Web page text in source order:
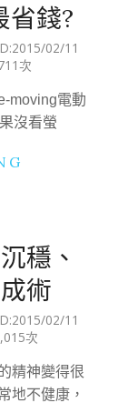
省錢?
2015/02/11
次
moving電動
沒看螢
穩、
術
2015/02/11
次
精神變得很
地不健康，